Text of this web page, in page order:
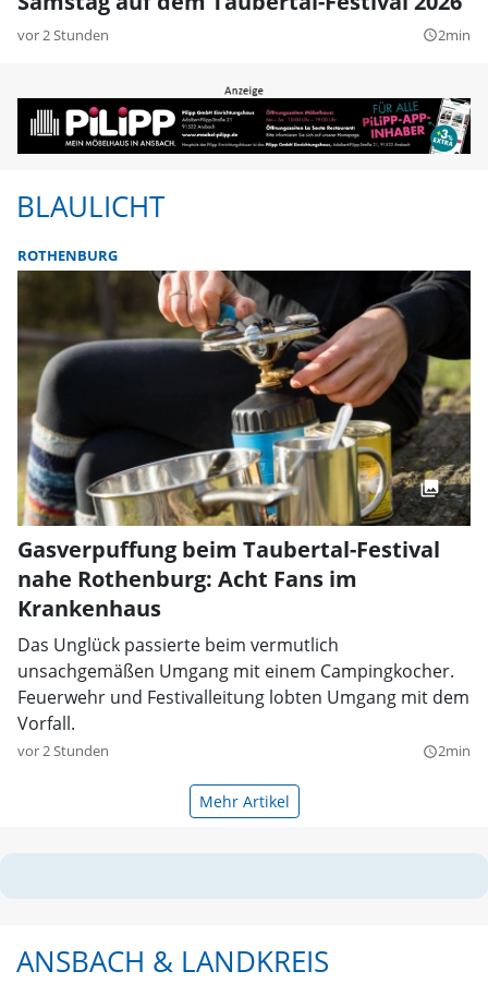
vor 2 Stunden query_builder2min
BLAULICHT
ROTHENBURG
Gasverpuffung beim Taubertal-Festival
nahe Rothenburg: Acht Fans im
Krankenhaus
Das Unglück passierte beim vermutlich
unsachgemäßen Umgang mit einem Campingkocher.
Feuerwehr und Festivalleitung lobten Umgang mit dem
Vorfall.
vor 2 Stunden query_builder2min
Mehr Artikel
ANSBACH & LANDKREIS